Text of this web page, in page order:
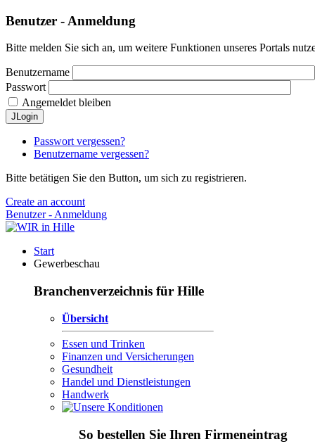
Benutzer - Anmeldung
Bitte melden Sie sich an, um weitere Funktionen unseres Portals
Benutzername
Passwort
Angemeldet bleiben
JLogin
Passwort vergessen?
Benutzername vergessen?
Bitte betätigen Sie den Button, um sich zu registrieren.
Create an account
Benutzer - Anmeldung
Start
Gewerbeschau
Branchenverzeichnis für Hille
Übersicht
Essen und Trinken
Finanzen und Versicherungen
Gesundheit
Handel und Dienstleistungen
Handwerk
So bestellen Sie Ihren Firmeneintrag